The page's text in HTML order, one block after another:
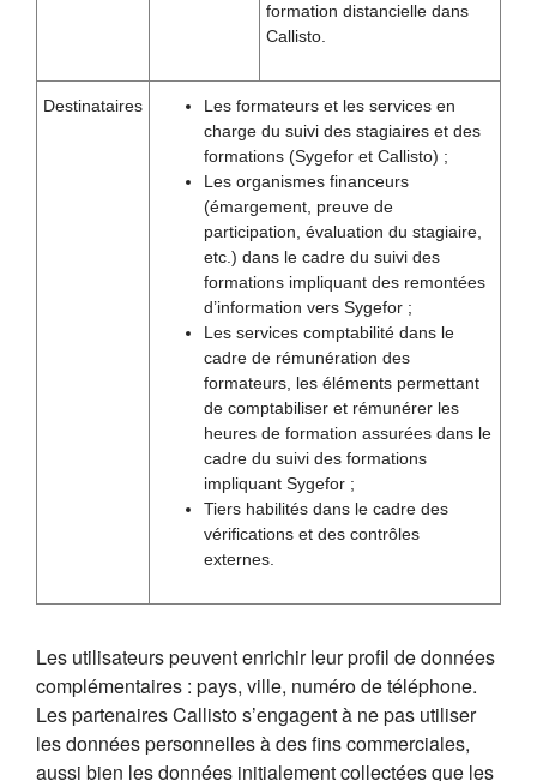
formation distancielle dans
Callisto.
Destinataires
Les formateurs et les services en
charge du suivi des stagiaires et des
formations (Sygefor et Callisto) ;
Les organismes financeurs
(émargement, preuve de
participation, évaluation du stagiaire,
etc.) dans le cadre du suivi des
formations impliquant des remontées
d’information vers Sygefor ;
Les services comptabilité dans le
cadre de rémunération des
formateurs, les éléments permettant
de comptabiliser et rémunérer les
heures de formation assurées dans le
cadre du suivi des formations
impliquant Sygefor ;
Tiers habilités dans le cadre des
vérifications et des contrôles
externes.
Les utilisateurs peuvent enrichir leur profil de données
complémentaires : pays, ville, numéro de téléphone.
Les partenaires Callisto s’engagent à ne pas utiliser
les données personnelles à des fins commerciales,
aussi bien les données initialement collectées que les